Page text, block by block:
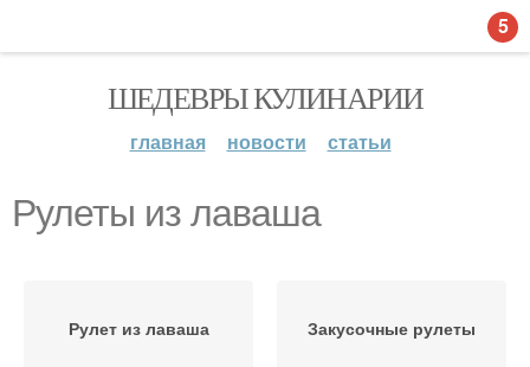
ШЕДЕВРЫ КУЛИНАРИИ
главная новости статьи
Рулеты из лаваша
Рулет из лаваша Закусочные рулеты
5